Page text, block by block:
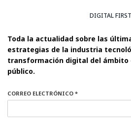
DIGITAL FIRST
Toda la actualidad sobre las
estrategias de la industria
transformación digital del ámbito
público.
CORREO ELECTRÓNICO *